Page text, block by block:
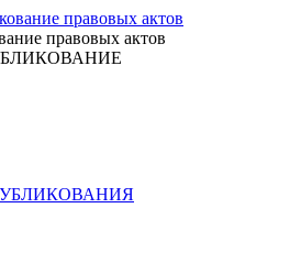
правовых актов